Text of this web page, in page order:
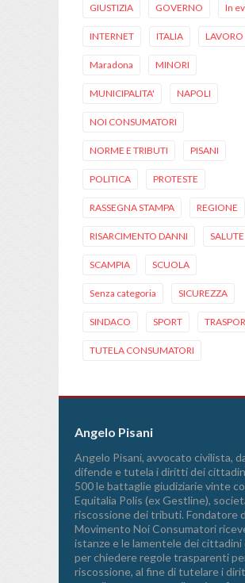
GIUSTIZIA GOVERNO In
INTERNET ITALIA LAVORO
Maradona MINORI
MUNICIPALITA' NAPOLI
NOI CONSUMATORI
NORME E TRIBUTI PISANI
POLITICA PROTESTE
RASSEGNA STAMPA REGIONE
RISARCIMENTO DANNI SALUTE
SCAMPIA SCUOLA
Senza categoria SICUREZZA
SINDACO SPORT
TUTELA CONSUMATORI
Angelo Pisani
Angelo Pisani, avvocato civilista,
difende e tutela i diritti dei
500 le battaglie giudiziarie vinte
Equitalia Polis (ex Gestline),
riscossione dei tributi. Fondatore
Movimento Noi Consumatori
istanze e le lamentele dei
per chiedere regole trasparenti
riscossione, al fine di tutelare i